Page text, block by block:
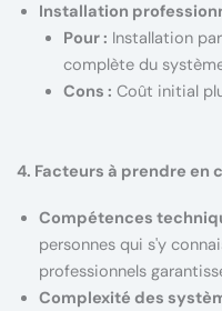
Installation
Pour : Installation
complète du
Cons : Coût initial
4. Facteurs à prendre en
Compétences
personnes qui s'y
professionnels
Complexité des